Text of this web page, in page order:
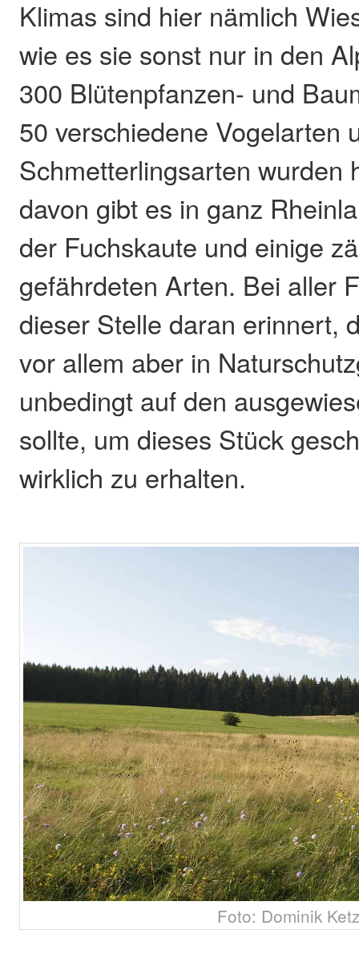
Klimas sind hier nämlich
wie es sie sonst nur in den
300 Blütenpfanzen- und
50 verschiedene Vogelarten
Schmetterlingsarten wurden
davon gibt es in ganz
der Fuchskaute und einige
gefährdeten Arten. Bei aller
dieser Stelle daran erinnert,
vor allem aber in
unbedingt auf den
sollte, um dieses Stück
wirklich zu erhalten.
Foto: Dominik Ketz